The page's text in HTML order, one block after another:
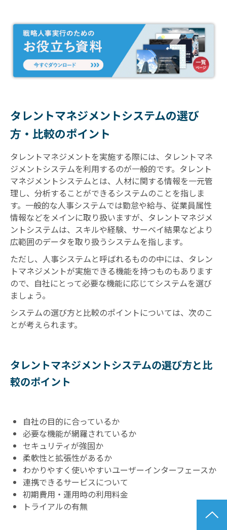
タレントマネジメントシステムの選び
方・比較のポイント
タレントマネジメントを実施する際には、タレントマネ
ジメントシステムを利用するのが一般的です。タレント
マネジメントシステムとは、人材に関する情報を一元管
理し、分析することができるシステムのことを指しま
す。一般的な人事システムでは勤怠や給与、従業員属性
情報などをメインに取り扱いますが、タレントマネジメ
ントシステムは、スキルや経験、サーベイ結果などより
広範囲のデータを取り扱うシステムを指します。
ただし、人事システムと呼ばれるものの中には、タレン
トマネジメントが実施できる機能を持つものもあります
ので、自社にとって必要な機能に応じてシステムを選び
ましょう。
システムの選び方と比較のポイントについては、次のこ
とが考えられます。
タレントマネジメントシステムの選び方と比
較のポイント
自社の目的に合っているか
必要な機能が網羅されているか
セキュリティが強固か
柔軟性と拡張性があるか
わかりやすく使いやすいユーザーインターフェースか
連携できるサービスについて
初期費用・運用時の利用料金
トライアルの有無